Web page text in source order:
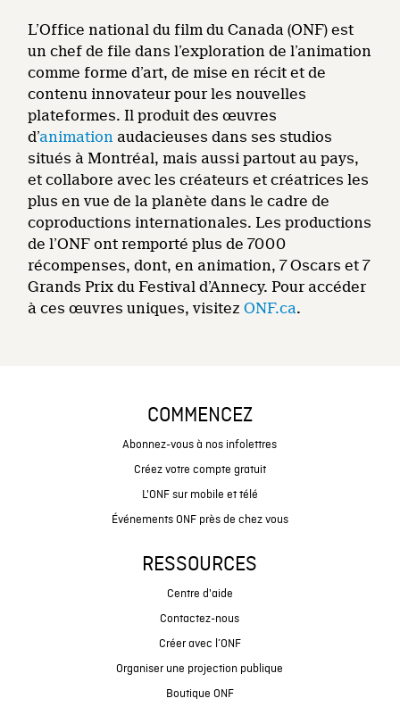
L’Office national du film du Canada (ONF) est
un chef de file dans l’exploration de l’animation
comme forme d’art, de mise en récit et de
contenu innovateur pour les nouvelles
plateformes. Il produit des œuvres
d’animation audacieuses dans ses studios
situés à Montréal, mais aussi partout au pays,
et collabore avec les créateurs et créatrices les
plus en vue de la planète dans le cadre de
coproductions internationales. Les productions
de l’ONF ont remporté plus de 7000
récompenses, dont, en animation, 7 Oscars et 7
Grands Prix du Festival d’Annecy. Pour accéder
à ces œuvres uniques, visitezONF.ca.
COMMENCEZ
Abonnez-vous à nos infolettres
Créez votre compte gratuit
L'ONF sur mobile et télé
Événements ONF près de chez vous
RESSOURCES
Centre d'aide
Contactez-nous
Créer avec l’ONF
Organiser une projection publique
Boutique ONF